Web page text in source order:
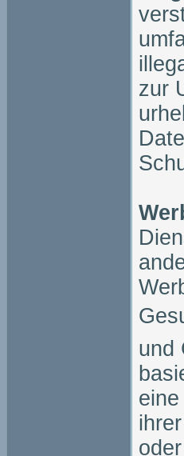
zur
und